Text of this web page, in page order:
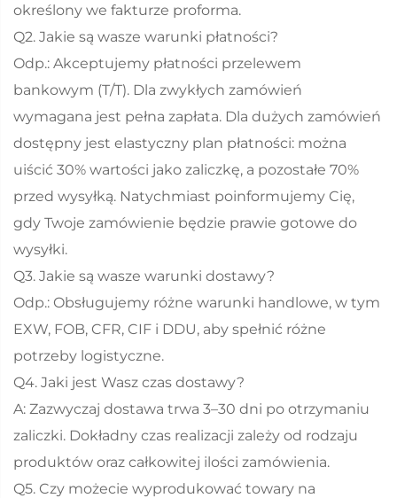
określony we fakturze proforma.
Q2. Jakie są wasze warunki płatności?
Odp.: Akceptujemy płatności przelewem
bankowym (T/T). Dla zwykłych zamówień
wymagana jest pełna zapłata. Dla dużych zamówień
dostępny jest elastyczny plan płatności: można
uiścić 30% wartości jako zaliczkę, a pozostałe 70%
przed wysyłką. Natychmiast poinformujemy Cię,
gdy Twoje zamówienie będzie prawie gotowe do
wysyłki.
Q3. Jakie są wasze warunki dostawy?
Odp.: Obsługujemy różne warunki handlowe, w tym
EXW, FOB, CFR, CIF i DDU, aby spełnić różne
potrzeby logistyczne.
Q4. Jaki jest Wasz czas dostawy?
A: Zazwyczaj dostawa trwa 3–30 dni po otrzymaniu
zaliczki. Dokładny czas realizacji zależy od rodzaju
produktów oraz całkowitej ilości zamówienia.
Q5. Czy możecie wyprodukować towary na